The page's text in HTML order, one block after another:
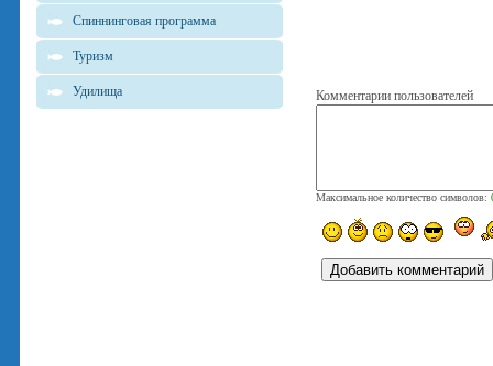
Спиннинговая программа
Туризм
Удилища Комментарии пользователей
Максимальное количество символов: